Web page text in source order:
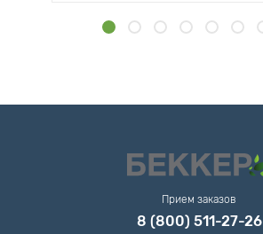
Прием заказов
8 (800) 511-27-26